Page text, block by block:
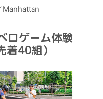
Manhattan
ロゲーム体験
40組）